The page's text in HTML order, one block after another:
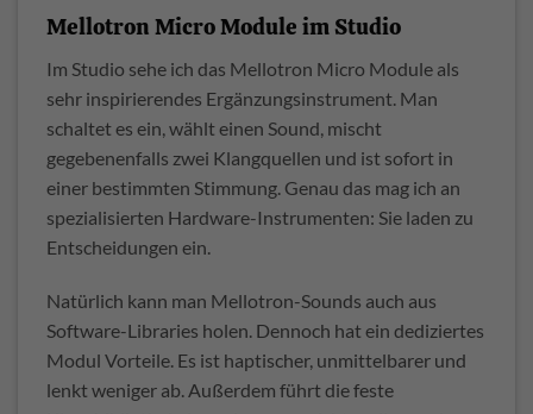
Mellotron Micro Module im Studio
Im Studio sehe ich das Mellotron Micro Module als
sehr inspirierendes Ergänzungsinstrument. Man
schaltet es ein, wählt einen Sound, mischt
gegebenenfalls zwei Klangquellen und ist sofort in
einer bestimmten Stimmung. Genau das mag ich an
spezialisierten Hardware-Instrumenten: Sie laden zu
Entscheidungen ein.
Natürlich kann man Mellotron-Sounds auch aus
Software-Libraries holen. Dennoch hat ein dediziertes
Modul Vorteile. Es ist haptischer, unmittelbarer und
lenkt weniger ab. Außerdem führt die feste